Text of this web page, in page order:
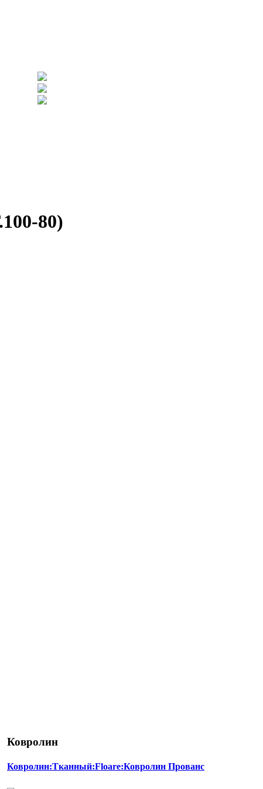
80)
Ковролин
Ковролин:Тканный:Floare:Ковролин Прованс